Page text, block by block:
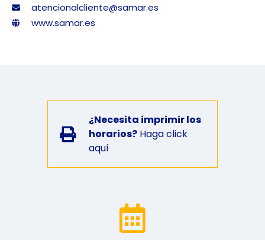
atencionalcliente@samar.es
www.samar.es
¿Necesita imprimir los
horarios?Haga click
aquí